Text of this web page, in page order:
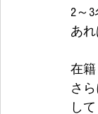
2～
あ
在
さ
し